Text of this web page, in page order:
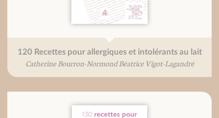
120 Recettes pour allergiques et intolérants au lait
Catherine Bourron-Normond Béatrice Vigot-Lagandré